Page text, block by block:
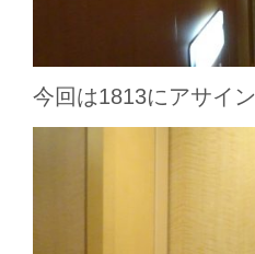
今回は1813にアサイ